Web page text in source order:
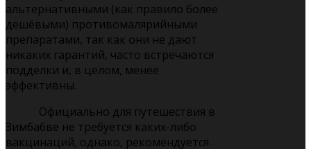
альтернативными (как правило более
дешёвыми) противомалярийными
препаратами, так как они не дают
никаких гарантий, часто встречаются
подделки и, в целом, менее
эффективны.
Официально для путешествия в
Зимбабве не требуется каких-либо
вакцинаций, однако, рекомендуется